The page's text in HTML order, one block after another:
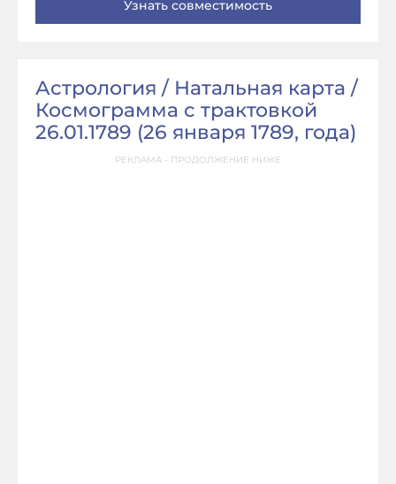
Астрология / Натальная карта /
Космограмма с трактовкой
26.01.1789 (26 января 1789, года)
РЕКЛАМА - ПРОДОЛЖЕНИЕ НИЖЕ